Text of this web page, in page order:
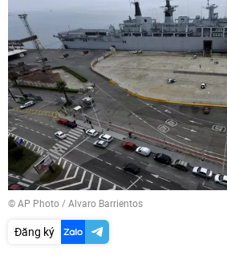
© AP Photo / Alvaro Barrientos
Đăng ký